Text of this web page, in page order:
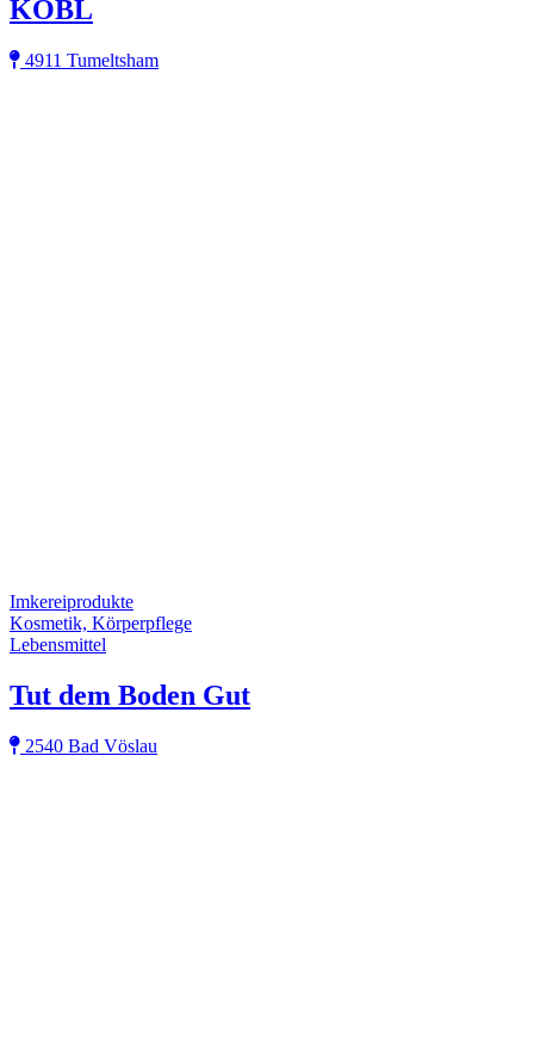
KOBL
4911 Tumeltsham
Imkereiprodukte
Kosmetik, Körperpflege
Lebensmittel
Tut dem Boden Gut
2540 Bad Vöslau